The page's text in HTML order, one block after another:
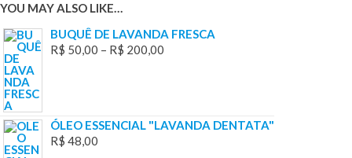
YOU MAY ALSO LIKE…
BUQUÊ DE LAVANDA FRESCA
R$ 50,00 – R$ 200,00
ÓLEO ESSENCIAL "LAVANDA DENTATA"
R$ 48,00